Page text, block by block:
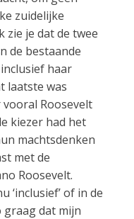
zuidelijke
zie je dat de twee
de bestaande
haar
laatste was
Roosevelt
kiezer had het
machtsdenken
met de
Roosevelt.
‘inclusief’ of in de
graag dat mijn